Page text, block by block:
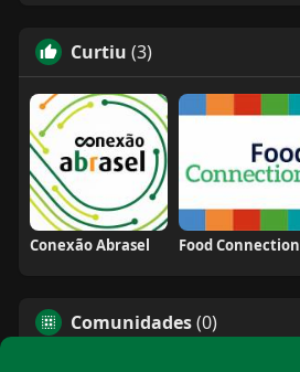
Curtiu (3)
Conexão Abrasel Food Connection
Comunidades(0)